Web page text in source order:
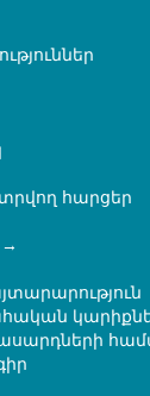
հարցեր